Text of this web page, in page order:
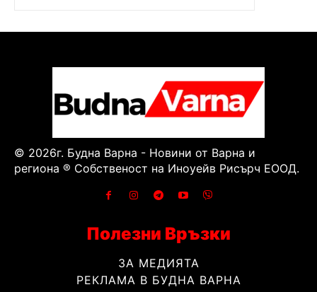
© 2026г. Будна Варна - Новини от Варна и
региона ® Собственост на Иноуейв Рисърч ЕООД.
Полезни Връзки
ЗА МЕДИЯТА
РЕКЛАМА В БУДНА ВАРНА